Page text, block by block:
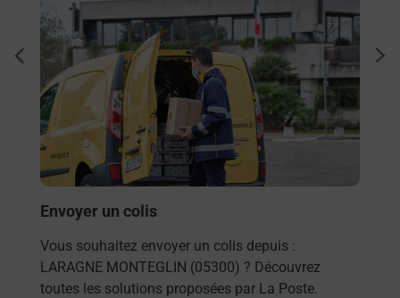
Envoyer un colis
Vous souhaitez envoyer un colis depuis :
LARAGNE MONTEGLIN (05300) ? Découvrez
toutes les solutions proposées par La Poste.